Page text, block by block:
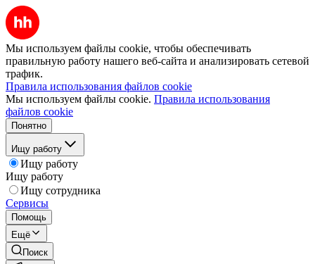
Мы используем файлы cookie, чтобы обеспечивать
правильную работу нашего веб-сайта и анализировать сетевой
трафик.
Правила использования файлов cookie
Мы используем файлы cookie. Правила использования
файлов cookie
Понятно
Ищу работу
Ищу работу
Ищу работу
Ищу сотрудника
Сервисы
Помощь
Ещё
Поиск